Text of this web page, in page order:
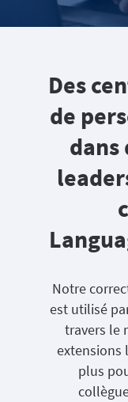
Des
de
dans
Notre
est utilisé
travers le
extensions
plus